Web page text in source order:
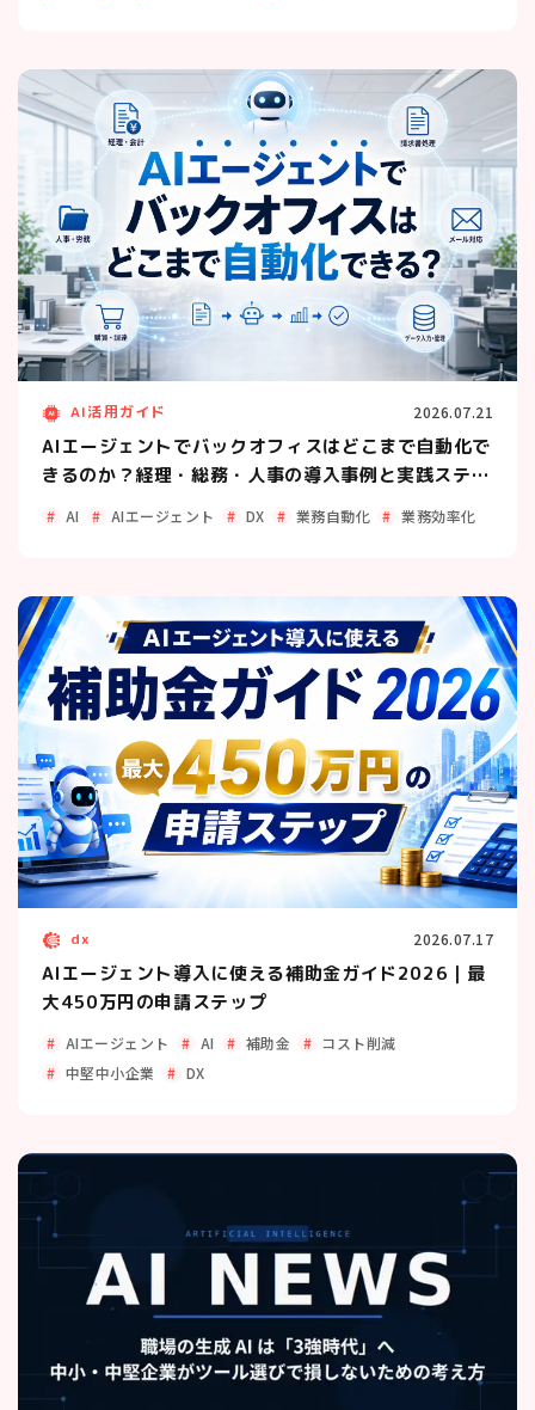
AI活用ガイド 2026.07.21
AIエージェントでバックオフィスはどこまで自動化で
きるのか？経理・総務・人事の導入事例と実践ステッ
AI AIエージェント DX 業務自動化 業務効率化
dx 2026.07.17
AIエージェント導入に使える補助金ガイド2026｜最
大450万円の申請ステップ
AIエージェント AI 補助金
コスト削減
中堅中小企業
DX